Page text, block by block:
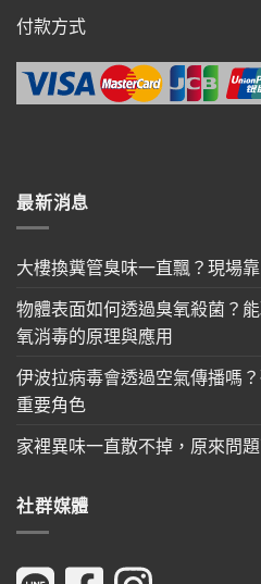
付款方式
最新消息
大樓換糞管臭味一直飄？現場
物體表面如何透過臭氧殺菌？
氧消毒的原理與應用
伊波拉病毒會透過空氣傳播嗎
重要角色
家裡異味一直散不掉，原來問
社群媒體